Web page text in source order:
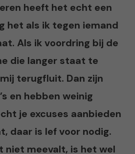
heeft het echt een
het als ik tegen iemand
Als ik voordring bij de
die langer staat te
terugfluit. Dan zijn
en hebben weinig
je excuses aanbieden
daar is lef voor nodig.
niet meevalt, is het wel